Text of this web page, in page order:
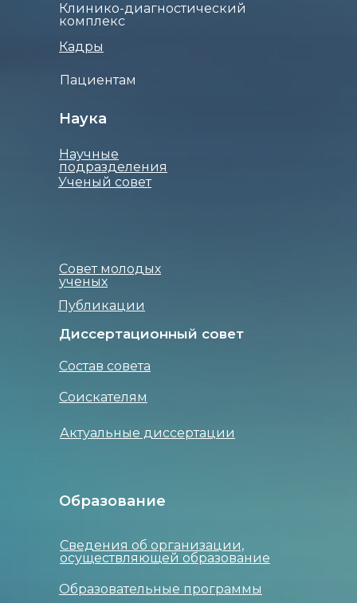
Клинико-диагностический
комплекс
Пациентам
Кадры
Научные
подразделения
Наука
Ученый совет
Совет молодых
ученых
Публикации
Диссертационный совет
Состав совета
Соискателям
Актуальные диссертации
Сведения об организации,
осуществляющей образование
Образование
Образовательные программы